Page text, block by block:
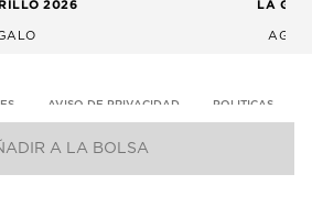
A LA BOLSA
2026 LA
AVISO DE PRIVACIDAD POLITICAS